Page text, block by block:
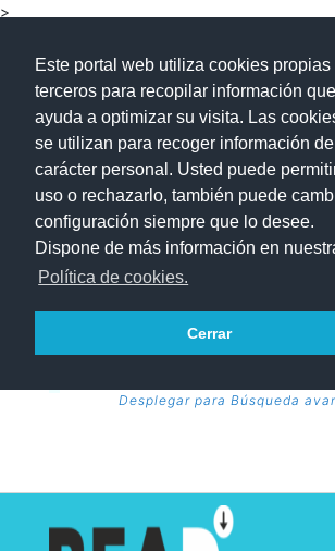
Este portal web utiliza cookies propias
terceros para recopilar información que
ayuda a optimizar su visita. Las
se utilizan para recoger información de
carácter personal. Usted puede
uso o rechazarlo, también puede
configuración siempre que lo desee.
Dispone de más información en
Política de cookies.
Cerrar
>
Desplegar para Búsqueda